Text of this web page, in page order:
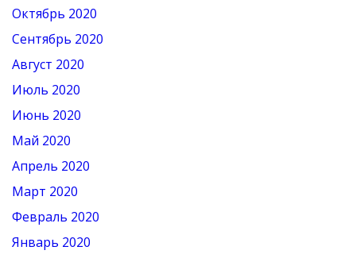
Октябрь 2020
Сентябрь 2020
Август 2020
Июль 2020
Июнь 2020
Май 2020
Апрель 2020
Март 2020
Февраль 2020
Январь 2020